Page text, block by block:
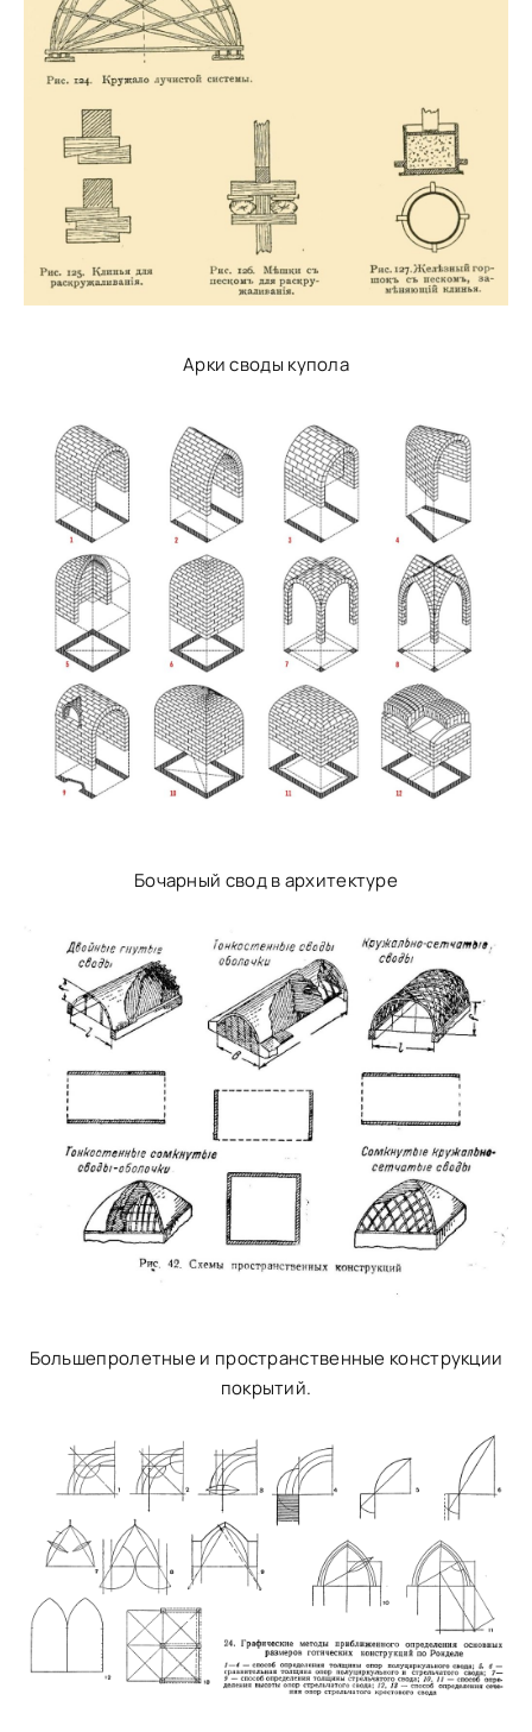
Арки своды купола
Бочарный свод в архитектуре
Большепролетные и пространственные конструкции
покрытий.